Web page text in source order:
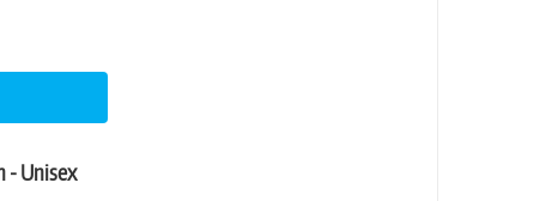
- Unisex